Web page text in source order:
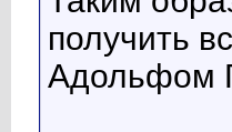
получить
Адольфом